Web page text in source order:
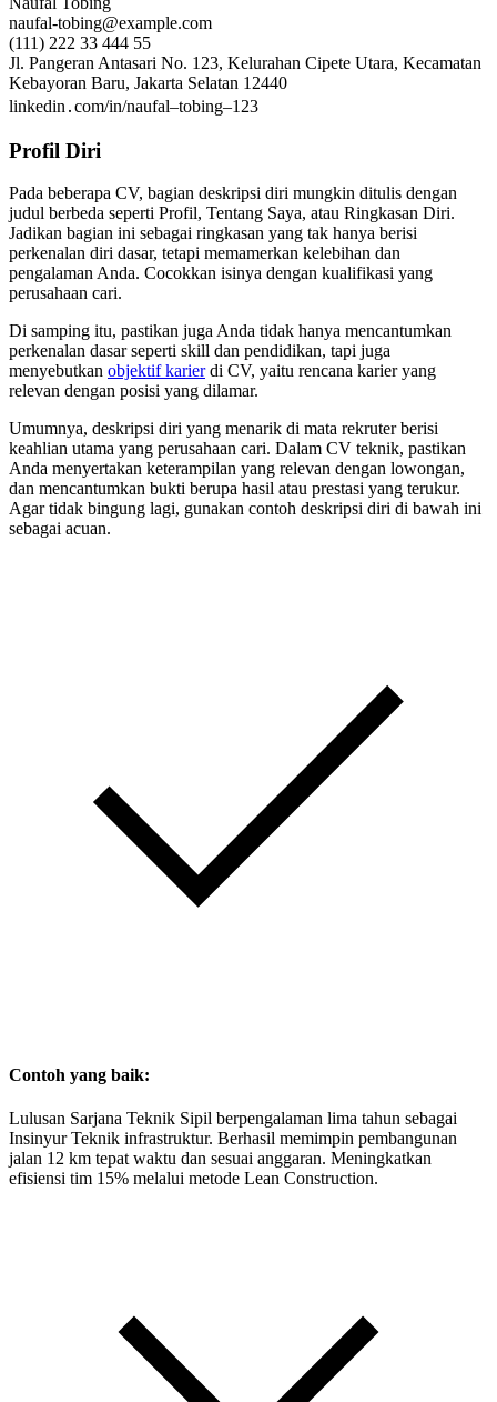
naufal-tobing@example.com
(111) 222 33 444 55
Jl. Pangeran Antasari No. 123, Kelurahan Cipete Utara, Kecamatan
Kebayoran Baru, Jakarta Selatan 12440
linkedin․com/in/naufal–tobing–123
Profil Diri
Pada beberapa CV, bagian deskripsi diri mungkin ditulis dengan
judul berbeda seperti Profil, Tentang Saya, atau Ringkasan Diri.
Jadikan bagian ini sebagai ringkasan yang tak hanya berisi
perkenalan diri dasar, tetapi memamerkan kelebihan dan
pengalaman Anda. Cocokkan isinya dengan kualifikasi yang
perusahaan cari.
Di samping itu, pastikan juga Anda tidak hanya mencantumkan
perkenalan dasar seperti skill dan pendidikan, tapi juga
menyebutkan objektif karierdi CV, yaitu rencana karier yang
relevan dengan posisi yang dilamar.
Umumnya, deskripsi diri yang menarik di mata rekruter berisi
keahlian utama yang perusahaan cari. Dalam CV teknik, pastikan
Anda menyertakan keterampilan yang relevan dengan lowongan,
dan mencantumkan bukti berupa hasil atau prestasi yang terukur.
Agar tidak bingung lagi, gunakan contoh deskripsi diri di bawah ini
sebagai acuan.
Contoh yang baik:
Lulusan Sarjana Teknik Sipil berpengalaman lima tahun sebagai
Insinyur Teknik infrastruktur. Berhasil memimpin pembangunan
jalan 12 km tepat waktu dan sesuai anggaran. Meningkatkan
efisiensi tim 15% melalui metode Lean Construction.